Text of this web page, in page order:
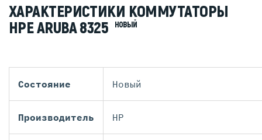
ХАРАКТЕРИСТИКИ КОММУТАТОРЫ
HPE ARUBA 8325
НОВЫЙ
Состояние Новый
Производитель HP